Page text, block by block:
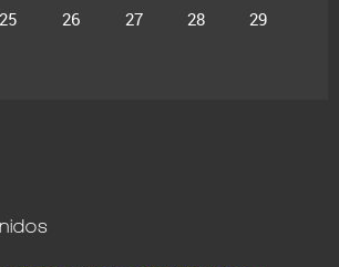
25 26 27 28
29